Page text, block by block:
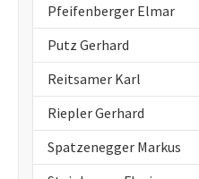
Pfeifenberger Elmar
Putz Gerhard
Reitsamer Karl
Riepler Gerhard
Spatzenegger Markus